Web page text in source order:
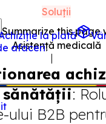
la plată
afaceri
Soluții
Summarize this page
Asistență medicală
:
ului B2B